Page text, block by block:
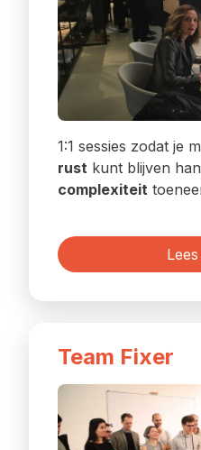
1:1 sessies zodat je
rust kunt blijven
complexiteit
Team Fixer